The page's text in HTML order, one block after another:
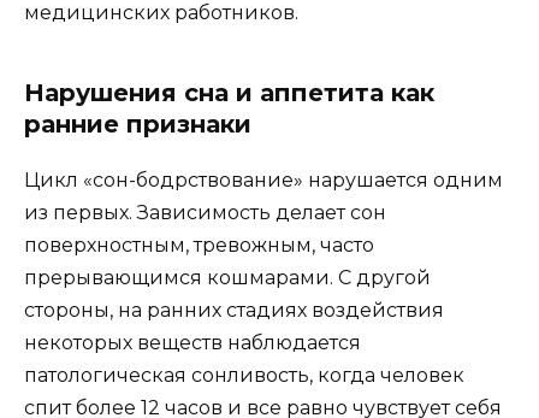
медицинских работников.
Нарушения сна и аппетита как
ранние признаки
Цикл «сон-бодрствование» нарушается одним
из первых. Зависимость делает сон
поверхностным, тревожным, часто
прерывающимся кошмарами. С другой
стороны, на ранних стадиях воздействия
некоторых веществ наблюдается
патологическая сонливость, когда человек
спит более 12 часов и все равно чувствует себя